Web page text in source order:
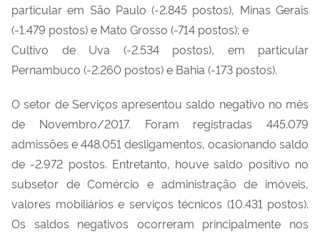
particular em São Paulo (-2.845 postos), Minas Gerais
(-1.479 postos) e Mato Grosso (-714 postos); e
Cultivo de Uva (-2.534 postos), em particular
Pernambuco (-2.260 postos) e Bahia (-173 postos).
O setor de Serviços apresentou saldo negativo no mês
de Novembro/2017. Foram registradas 445.079
admissões e 448.051 desligamentos, ocasionando saldo
de -2.972 postos. Entretanto, houve saldo positivo no
subsetor de Comércio e administração de imóveis,
valores mobiliários e serviços técnicos (10.431 postos).
Os saldos negativos ocorreram principalmente nos